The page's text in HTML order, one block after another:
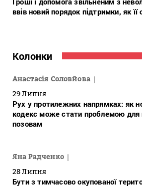
ввів новий порядок підтримки, як
Колонки
Анастасія Соловйова
29 Липня
Рух у протилежних напрямках: як
кодекс може стати проблемою для
позовам
Яна Радченко
28 Липня
Бути з тимчасово окупованої